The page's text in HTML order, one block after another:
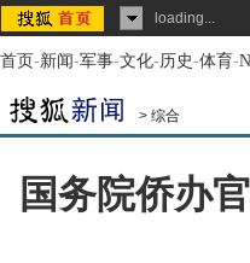
loading...
首页-新闻-军事-文化-历史-体育-
> 综合
国务院侨办